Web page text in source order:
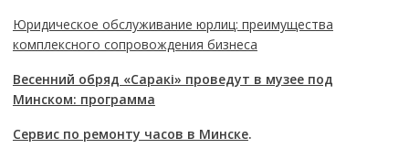
Юридическое обслуживание юрлиц: преимущества
комплексного сопровождения бизнеса
Весенний обряд «Саракі» проведут в музее под
Минском: программа
Сервис по ремонту часов в Минске.